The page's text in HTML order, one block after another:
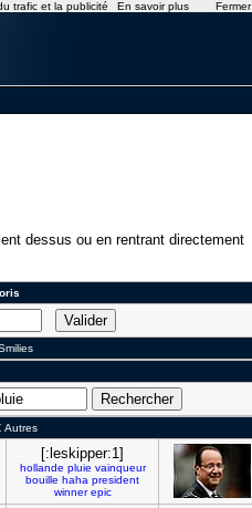
dessus ou en rentrant directement
Autres
[:leskipper:1]
hollande pluie vainqueur
bouille haha president
winner epic
trafic et la publicité En savoir plus Fermer